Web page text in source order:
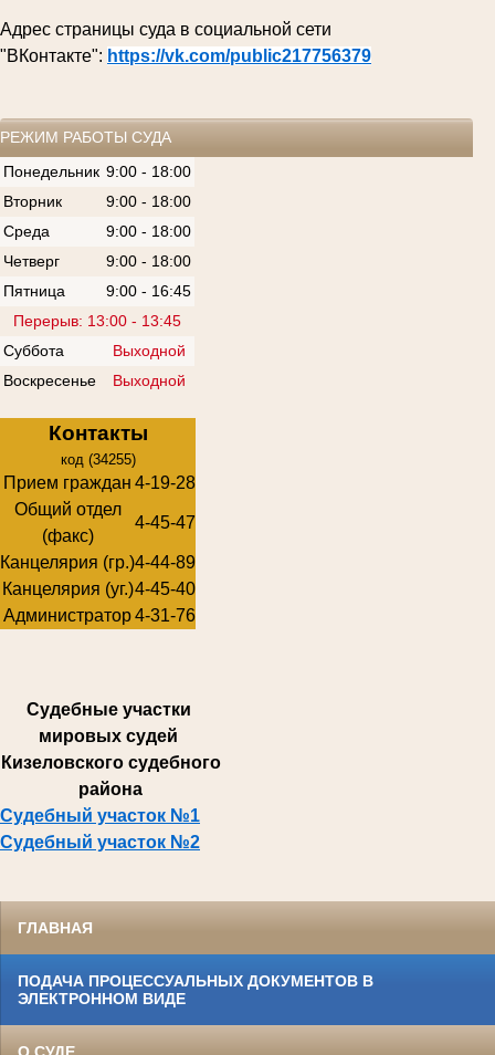
Адрес страницы суда в социальной сети
"ВКонтакте": https://vk.com/public217756379
РЕЖИМ РАБОТЫ СУДА
Понедельник 9:00 - 18:00
Вторник
9:00 - 18:00
Среда
9:00 - 18:00
Четверг
9:00 - 18:00
Пятница
9:00 - 16:45
Перерыв: 13:00 - 13:45
Суббота
Выходной
Воскресенье
Выходной
Контакты
код (34255)
Прием граждан 4-19-28
Общий отдел
(факс)
4-45-47
Канцелярия (гр.)4-44-89
Канцелярия (уг.)4-45-40
Администратор4-31-76
Судебные участки
мировых судей
Кизеловского судебного
района
Судебный участок №1
Судебный участок №2
ГЛАВНАЯ
ПОДАЧА ПРОЦЕССУАЛЬНЫХ ДОКУМЕНТОВ В
ЭЛЕКТРОННОМ ВИДЕ